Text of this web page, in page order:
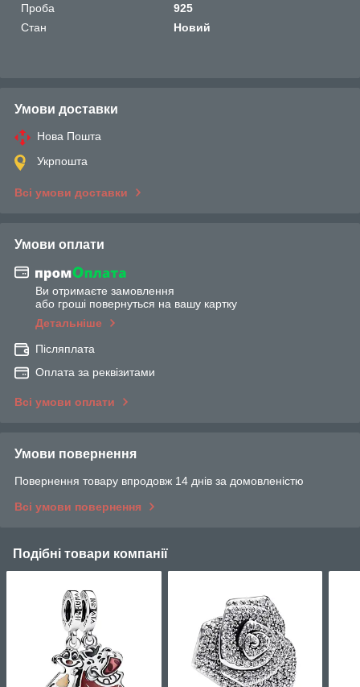
Проба
925
Стан
Новий
Умови доставки
Нова Пошта
Укрпошта
Всі умови доставки
Умови оплати
Ви отримаєте замовлення
або гроші повернуться на вашу картку
Детальніше
Післяплата
Оплата за реквізитами
Всі умови оплати
Умови повернення
Повернення товару впродовж 14 днів за домовленістю
Всі умови повернення
Подібні товари компанії